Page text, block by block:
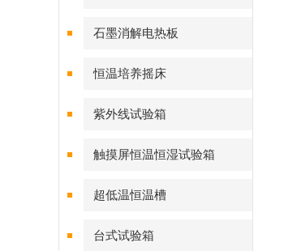
石墨消解电热板
恒温培养摇床
紫外线试验箱
触摸屏恒温恒湿试验箱
超低温恒温槽
台式试验箱